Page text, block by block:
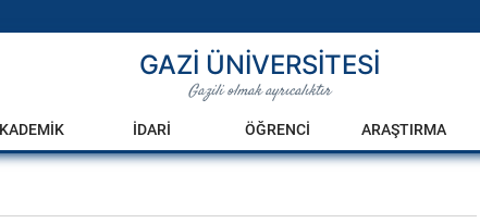
GAZİ ÜNİVERSİTESİ
Gazili olmak ayrıcalıktır
İDARİ ÖĞRENCİ ARAŞTIRMA